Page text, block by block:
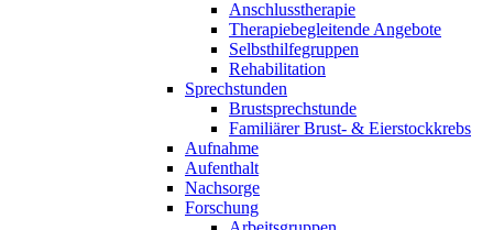
Anschlusstherapie
Therapiebegleitende Angebote
Selbsthilfegruppen
Rehabilitation
Sprechstunden
Brustsprechstunde
Familiärer Brust- & Eierstockkrebs
Aufnahme
Aufenthalt
Nachsorge
Forschung